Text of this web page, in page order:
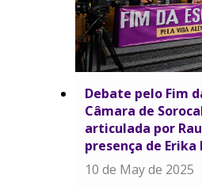
Debate pelo Fim
Câmara de
articulada por
presença de
10 de May de 2025